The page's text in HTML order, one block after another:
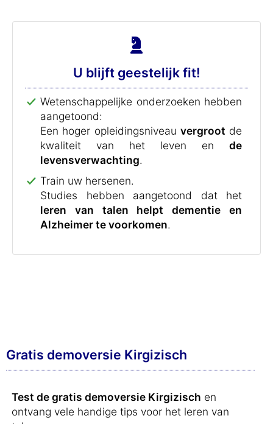
U blijft geestelijk fit!
Wetenschappelijke onderzoeken hebben
aangetoond:
Een hoger opleidingsniveau vergroot de
kwaliteit van het leven en de
levensverwachting.
Train uw hersenen.
Studies hebben aangetoond dat het
leren van talen helpt dementie en
Alzheimer te voorkomen.
Gratis demoversie Kirgizisch
Test de gratis demoversie Kirgizisch en
ontvang vele handige tips voor het leren van